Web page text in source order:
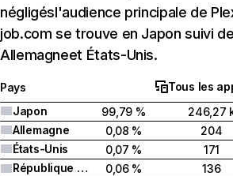
négligésl'audience principale de
job.com se trouve en Japon suivi
Allemagneet États-Unis.
Pays
Tous les
Japon
99,79 %
246,27
Allemagne
0,08 %
204
États-Unis
0,07 %
171
République démocratique populaire lao (Laos)
0,06 %
136